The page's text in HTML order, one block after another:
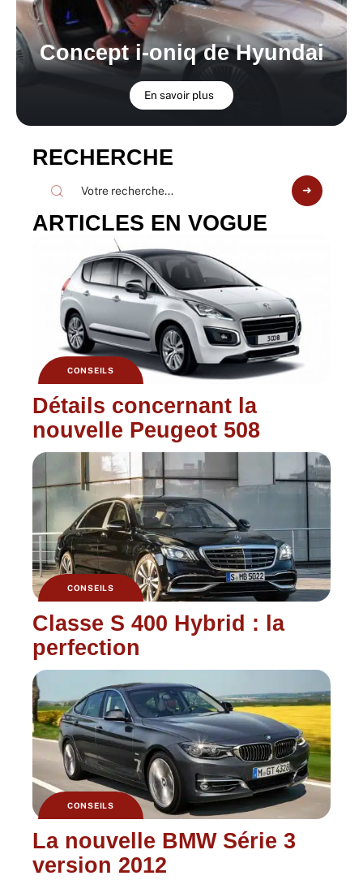
Concept i-oniq de Hyundai
En savoir plus
RECHERCHE
ARTICLES EN VOGUE
CONSEILS
Détails concernant la
nouvelle Peugeot 508
CONSEILS
Classe S 400 Hybrid : la
perfection
CONSEILS
La nouvelle BMW Série 3
version 2012